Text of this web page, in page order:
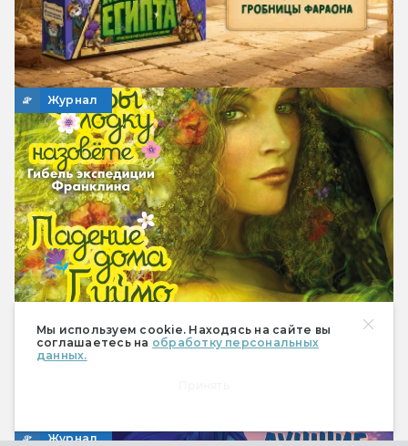
Мы используем cookie. Находясь на сайте вы
соглашаетесь на обработку персональных
данных.
Журнал
Мир фантастики № 268 (март 2026)
Журнал